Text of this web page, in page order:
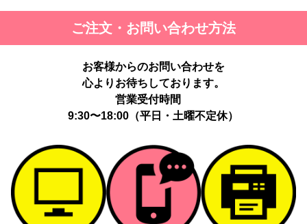
第三者に提供する目的：パーソナライズ広告配信および効果測定・
最適化のため。
提供する個人情報の項目：Cookie 等の識別子、広告 ID、閲覧・行
動履歴、IP、ブラウザ・端末情報、（同意時）メールアドレス等の
提供の手段又は方法：当社ウェブサイトのタグ・SDK・API 等に
よる安全な電送、又は管理コンソールからの連携。
提供先：広告配信事業者（例：Google LLC等）。
個人情報の取り扱いに関する契約：提供先と個人情報取扱い契約
す。
お客様の個人情報は、以下掲げる場合以外に、事前にご本人の同意
無く第三者に提供することはありません。
法令に基づく場合
ご注文・お問い合わせ方法
お客様からのお問い合わせを
心よりお待ちしております。
営業受付時間
9:30〜18:00（平日・土曜不定休）